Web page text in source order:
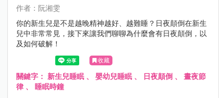
作者：阮湘雯
你的新生兒是不是越晚精神越好、越難睡？日夜顛倒在新生
兒中非常常見，接下來讓我們聊聊為什麼會有日夜顛倒，以
及如何破解！
收藏
關鍵字： 新生兒睡眠、 嬰幼兒睡眠、 日夜顛倒 、 晝夜節
律 、 睡眠時鐘